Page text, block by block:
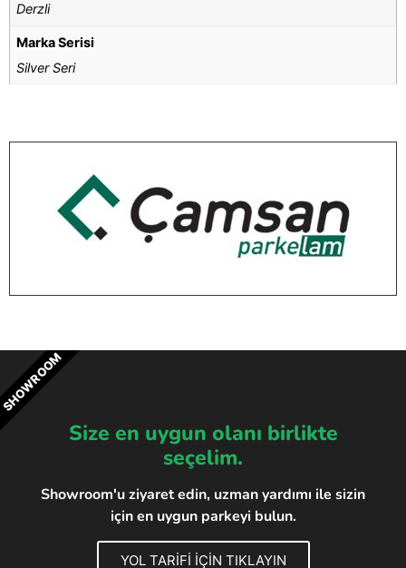
Derzli
Marka Serisi
Silver Seri
Size en uygun olanı birlikte
seçelim.
Showroom'u ziyaret edin, uzman yardımı ile sizin
için en uygun parkeyi bulun.
YOL TARİFİ İÇİN TIKLAYIN
SHOWROOM